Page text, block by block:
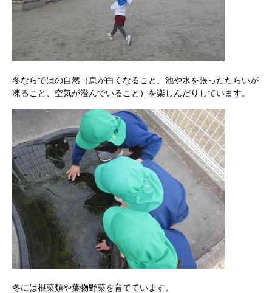
冬ならではの自然（息が白くなること、池や水を張ったたらいが
凍ること、空気が澄んでいること）を楽しんだりしています。
冬には根菜類や葉物野菜を育てています。